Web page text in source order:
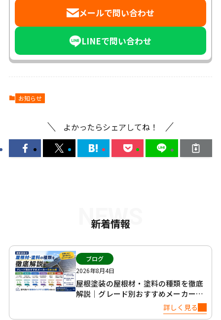
メールで問い合わせ
LINEで問い合わせ
お知らせ
よかったらシェアしてね！
NEWS
新着情報
ブログ
2026年8月4日
屋根塗装の屋根材・塗料の種類を徹底
解説｜グレード別おすすめメーカー6
詳しく見る